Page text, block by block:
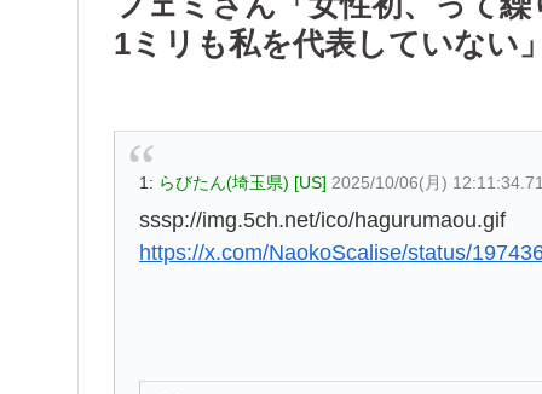
1ミリも私を代表していない
1: らびたん(埼玉県) [US] 2025/10/06(月)
sssp://img.5ch.net/ico/hagurumaou.gif
https://x.com/NaokoScalise/status/